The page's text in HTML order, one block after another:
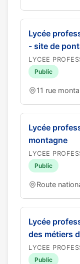
Lycée
- site de
LYCEE
Public
11 rue
Lycée
montagne
LYCEE
Public
Route
Lycée
des métiers
LYCEE
Public